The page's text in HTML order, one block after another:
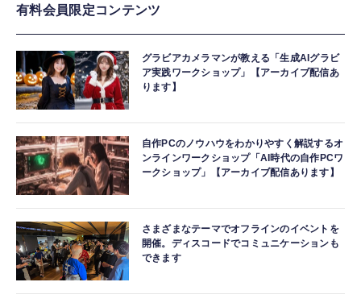
有料会員限定コンテンツ
グラビアカメラマンが教える「生成AIグラビ
ア実践ワークショップ」【アーカイブ配信あ
ります】
自作PCのノウハウをわかりやすく解説するオ
ンラインワークショップ「AI時代の自作PCワ
ークショップ」【アーカイブ配信あります】
さまざまなテーマでオフラインのイベントを
開催。ディスコードでコミュニケーションも
できます